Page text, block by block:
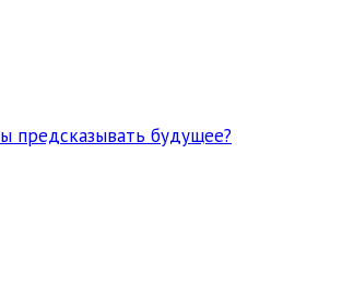
предсказывать будущее?